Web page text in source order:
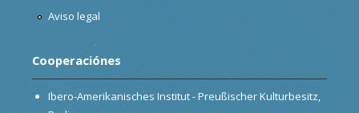
Aviso legal
Cooperaciónes
Ibero-Amerikanisches Institut - Preußischer Kulturbesitz,